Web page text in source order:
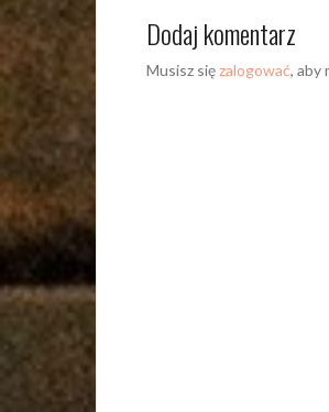
Dodaj komentarz
Musisz sięzalogować, aby